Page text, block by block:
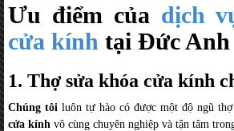
Ưu điểm của dịch
cửa kính tại Đức Anh
1. Thợ sửa khóa cửa kính
Chúng tôi luôn tự hào có được một độ ngũ thợ
cửa kính vô cùng chuyên nghiệp và tận tâm